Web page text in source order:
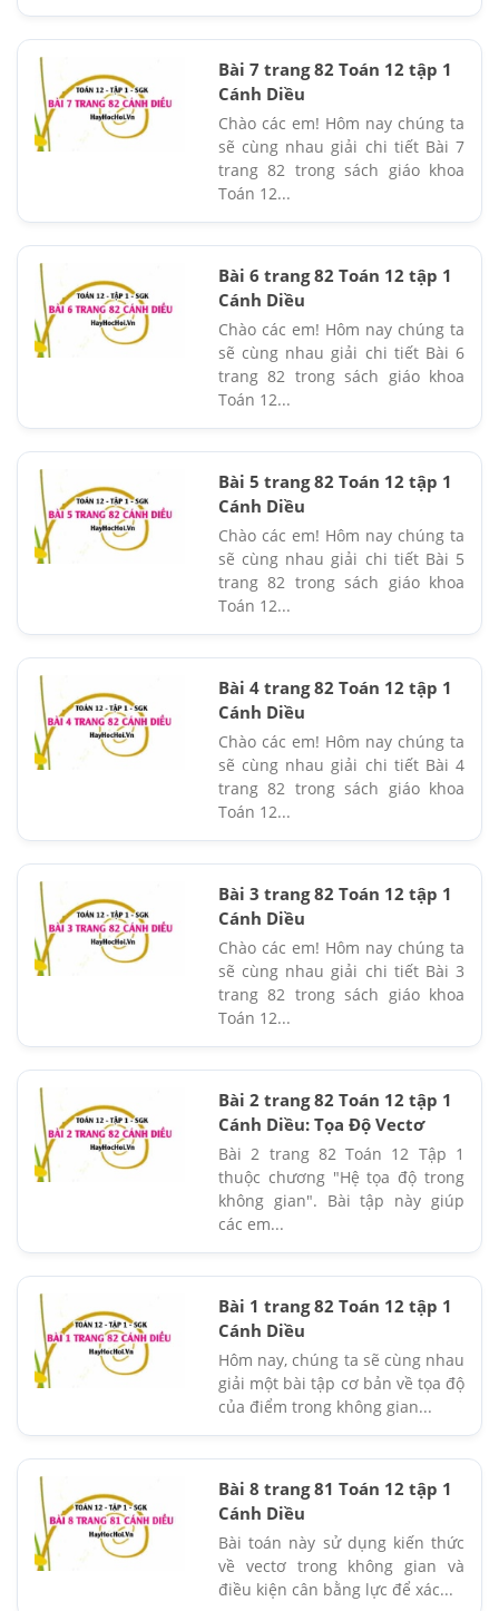
Bài 7 trang 82 Toán 12 tập 1
Cánh Diều
Chào các em! Hôm nay chúng ta
sẽ cùng nhau giải chi tiết Bài 7
trang 82 trong sách giáo khoa
Toán 12...
Bài 6 trang 82 Toán 12 tập 1
Cánh Diều
Chào các em! Hôm nay chúng ta
sẽ cùng nhau giải chi tiết Bài 6
trang 82 trong sách giáo khoa
Toán 12...
Bài 5 trang 82 Toán 12 tập 1
Cánh Diều
Chào các em! Hôm nay chúng ta
sẽ cùng nhau giải chi tiết Bài 5
trang 82 trong sách giáo khoa
Toán 12...
Bài 4 trang 82 Toán 12 tập 1
Cánh Diều
Chào các em! Hôm nay chúng ta
sẽ cùng nhau giải chi tiết Bài 4
trang 82 trong sách giáo khoa
Toán 12...
Bài 3 trang 82 Toán 12 tập 1
Cánh Diều
Chào các em! Hôm nay chúng ta
sẽ cùng nhau giải chi tiết Bài 3
trang 82 trong sách giáo khoa
Toán 12...
Bài 2 trang 82 Toán 12 tập 1
Cánh Diều: Tọa Độ Vectơ
Bài 2 trang 82 Toán 12 Tập 1
thuộc chương "Hệ tọa độ trong
không gian". Bài tập này giúp
các em...
Bài 1 trang 82 Toán 12 tập 1
Cánh Diều
Hôm nay, chúng ta sẽ cùng nhau
giải một bài tập cơ bản về tọa độ
của điểm trong không gian...
Bài 8 trang 81 Toán 12 tập 1
Cánh Diều
Bài toán này sử dụng kiến thức
về vectơ trong không gian và
điều kiện cân bằng lực để xác...